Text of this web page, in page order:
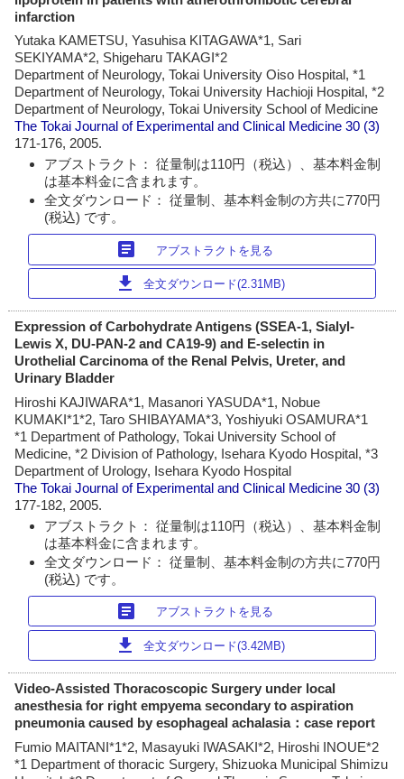
infarction
Yutaka KAMETSU, Yasuhisa KITAGAWA*1, Sari
SEKIYAMA*2, Shigeharu TAKAGI*2
Department of Neurology, Tokai University Oiso Hospital, *1
Department of Neurology, Tokai University Hachioji Hospital, *2
Department of Neurology, Tokai University School of Medicine
The Tokai Journal of Experimental and Clinical Medicine 30 (3)
171-176, 2005.
アブストラクト： 従量制は110円（税込）、基本料金制
は基本料金に含まれます。
全文ダウンロード： 従量制、基本料金制の方共に770円
(税込) です。
article アブストラクトを見る
download 全文ダウンロード(2.31MB)
Expression of Carbohydrate Antigens (SSEA-1, Sialyl-
Lewis X, DU-PAN-2 and CA19-9) and E-selectin in
Urothelial Carcinoma of the Renal Pelvis, Ureter, and
Urinary Bladder
Hiroshi KAJIWARA*1, Masanori YASUDA*1, Nobue
KUMAKI*1*2, Taro SHIBAYAMA*3, Yoshiyuki OSAMURA*1
*1 Department of Pathology, Tokai University School of
Medicine, *2 Division of Pathology, Isehara Kyodo Hospital, *3
Department of Urology, Isehara Kyodo Hospital
The Tokai Journal of Experimental and Clinical Medicine 30 (3)
177-182, 2005.
アブストラクト： 従量制は110円（税込）、基本料金制
は基本料金に含まれます。
全文ダウンロード： 従量制、基本料金制の方共に770円
(税込) です。
article アブストラクトを見る
download 全文ダウンロード(3.42MB)
Video-Assisted Thoracoscopic Surgery under local
anesthesia for right empyema secondary to aspiration
pneumonia caused by esophageal achalasia：case report
Fumio MAITANI*1*2, Masayuki IWASAKI*2, Hiroshi INOUE*2
*1 Department of thoracic Surgery, Shizuoka Municipal Shimizu